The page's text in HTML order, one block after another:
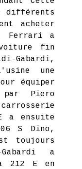
différents
acheter
Ferrari a
fin
Gabardi,
une
équiper
Piero
a ensuite
S Dino,
toujours
a
212 E en